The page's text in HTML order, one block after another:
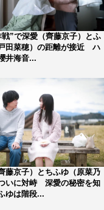
タッフの方からはど
たようにハルキは心
部分からくる彼の
戦”で深愛（齊藤京子）とふ
田菜穂）の距離が接近 ハ
井海音...
藤京子）とちふゆ（原菜乃
いに対峙 深愛の秘密を知
ゆは階段...